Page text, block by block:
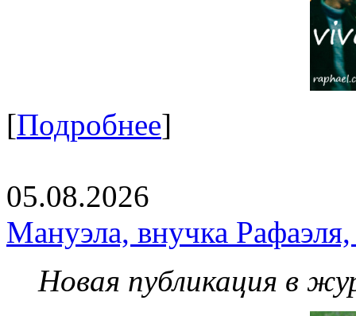
[Подробнее]
05.08.2026
Мануэла, внучка
Новая публикация в